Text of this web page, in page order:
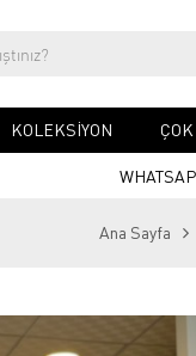
KOLEKSİYON
Ana Sayfa